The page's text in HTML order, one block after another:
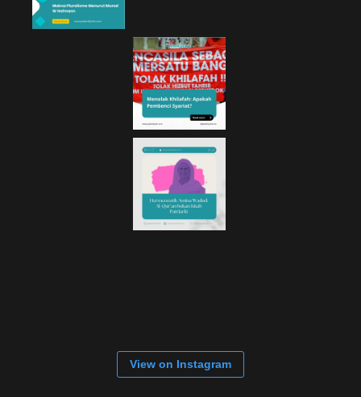
View on Instagram